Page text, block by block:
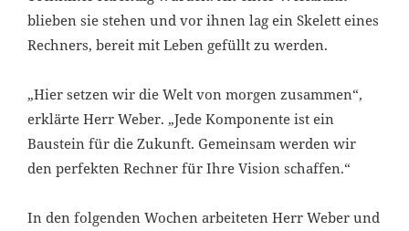
blieben sie stehen und vor ihnen lag ein Skelett eines
Rechners, bereit mit Leben gefüllt zu werden.
„Hier setzen wir die Welt von morgen zusammen“,
erklärte Herr Weber. „Jede Komponente ist ein
Baustein für die Zukunft. Gemeinsam werden wir
den perfekten Rechner für Ihre Vision schaffen.“
In den folgenden Wochen arbeiteten Herr Weber und